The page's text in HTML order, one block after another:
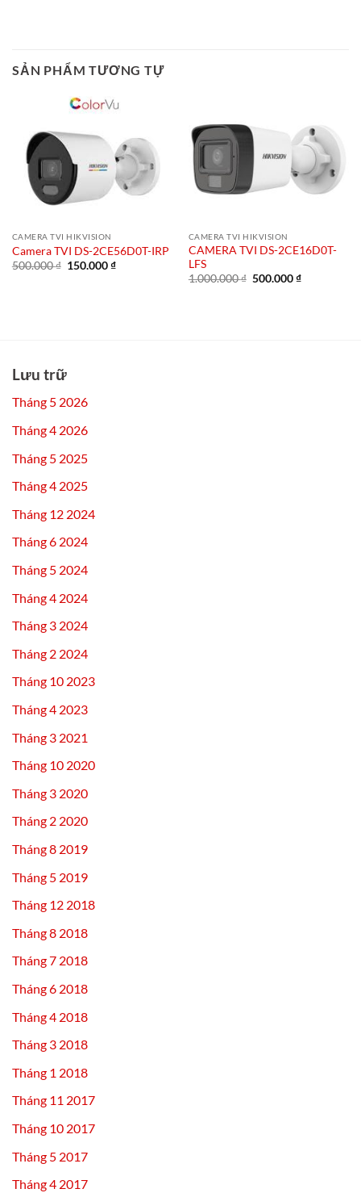
SẢN PHẨM TƯƠNG TỰ
CAMERA TVI HIKVISION
Camera TVI DS-2CE56D0T-IRP
500.000₫ Giá
150.000₫Giá
CAMERA TVI HIKVISION
CAMERA TVI DS-2CE16D0T-
LFS
1.000.000₫ Giá
500.000₫Giá
Lưu trữ
Tháng 5 2026
Tháng 4 2026
Tháng 5 2025
Tháng 4 2025
Tháng 12 2024
Tháng 6 2024
Tháng 5 2024
Tháng 4 2024
Tháng 3 2024
Tháng 2 2024
Tháng 10 2023
Tháng 4 2023
Tháng 3 2021
Tháng 10 2020
Tháng 3 2020
Tháng 2 2020
Tháng 8 2019
Tháng 5 2019
Tháng 12 2018
Tháng 8 2018
Tháng 7 2018
Tháng 6 2018
Tháng 4 2018
Tháng 3 2018
Tháng 1 2018
Tháng 11 2017
Tháng 10 2017
Tháng 5 2017
Tháng 4 2017